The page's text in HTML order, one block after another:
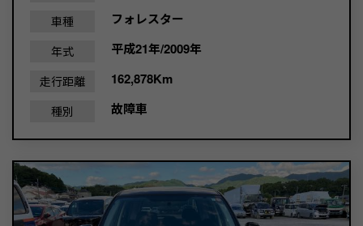
車種 フォレスター
年式 平成21年/2009年
走行距離 162,878Km
種別 故障車